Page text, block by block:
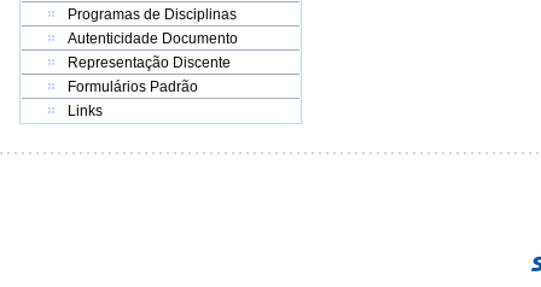
Programas de Disciplinas
Autenticidade Documento
Representação Discente
Formulários Padrão
Links